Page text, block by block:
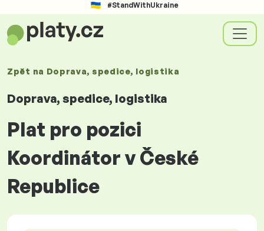
#StandWithUkraine
Zpět na Doprava, spedice, logistika
Doprava, spedice, logistika
Plat pro pozici
Koordinátor v České
Republice